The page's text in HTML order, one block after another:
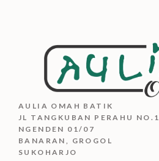
AULIA OMAH BATIK
JL TANGKUBAN PERAHU NO.1
NGENDEN 01/07
BANARAN, GROGOL
SUKOHARJO